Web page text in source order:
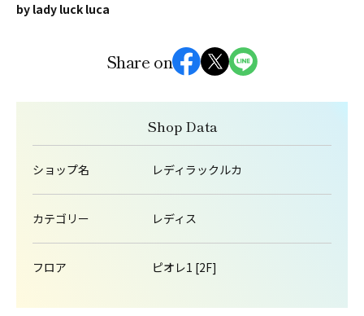
by lady luck luca
Share on
Shop Data
ショップ名 レディラックルカ
カテゴリー レディス
フロア ピオレ1 [2F]